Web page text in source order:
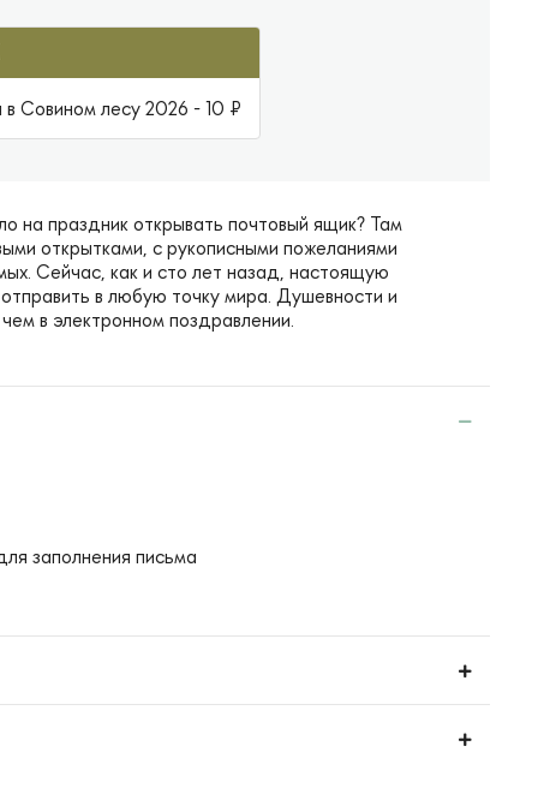
Совином лесу 2026 - 10 ₽
на праздник открывать почтовый ящик? Там
открытками, с рукописными пожеланиями
Сейчас, как и сто лет назад, настоящую
в любую точку мира. Душевности и
в электронном поздравлении.
заполнения письма